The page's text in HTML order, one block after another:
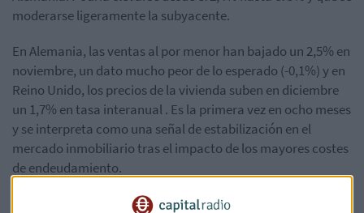
moderarse ligeramente la subyacente.
En Alemania, las ventas al por menor han bajado un 2,5% en
noviembre, un dato mucho peor de lo esperado (-0,1%) y en
Reino Unido, los precios de la vivienda suben en diciembre
un 1,7% en tasa interanual . Es la primera vez en ocho meses
y se interpreta como una señal de estabilización en el
mercado inmobiliario tras el impacto de los mayores costes
de endeudamiento.